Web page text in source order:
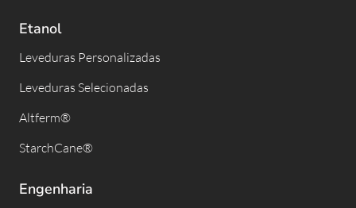
Etanol
Leveduras Personalizadas
Leveduras Selecionadas
Altferm®
StarchCane®
Engenharia